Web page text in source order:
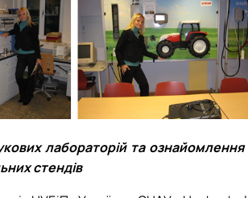
лабораторій та ознайомлення
стендів